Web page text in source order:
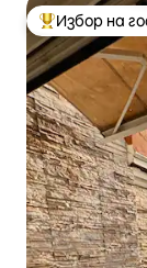
Най-Избор на